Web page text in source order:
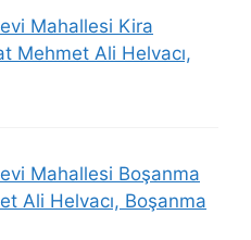
Mahallesi Kira
Mehmet Ali Helvacı,
Mahallesi Boşanma
Ali Helvacı, Boşanma